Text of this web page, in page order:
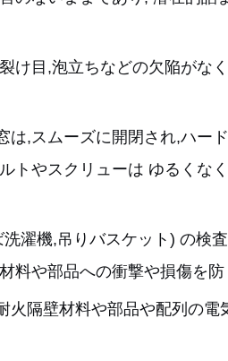
け目,泡立ちなどの欠陥がな
,スムーズに開閉され,ハー
トやスクリューは ゆるくな
濯機,吊りバスケット) の検
料や部品への衝撃や損傷を
隔壁材料や部品や配列の電